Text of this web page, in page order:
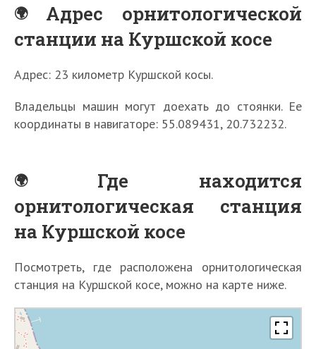
Адрес орнитологической
станции на Куршской косе
Адрес: 23 километр Куршской косы.
Владельцы машин могут доехать до стоянки. Ее
координаты в навигаторе: 55.089431, 20.732232.
Где находится
орнитологическая станция
на Куршской косе
Посмотреть, где расположена орнитологическая
станция на Куршской косе, можно на карте ниже.